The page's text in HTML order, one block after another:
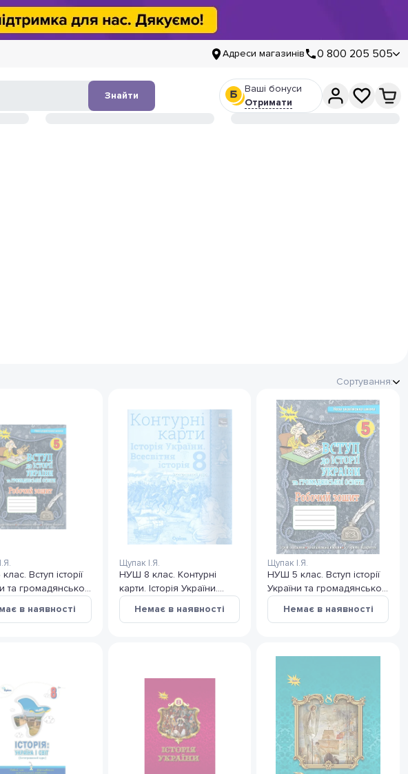
Адреси магазинів 0 800 205 505
Знайти
Ваші бонуси
Отримати
Сортування:
Вступ історії
та громадянської
Робочий зошит.
в наявності
Щупак І.Я.
НУШ 8 клас. Контурні
карти. Історія України.
Всесвітня історія.
Інтегрований курс. Щупак
Немає в наявності
Щупак І.Я.
НУШ 5 клас. Вступ історії
України та громадянської
освіти. Робочий зошит.
Щупак І.
Немає в наявності